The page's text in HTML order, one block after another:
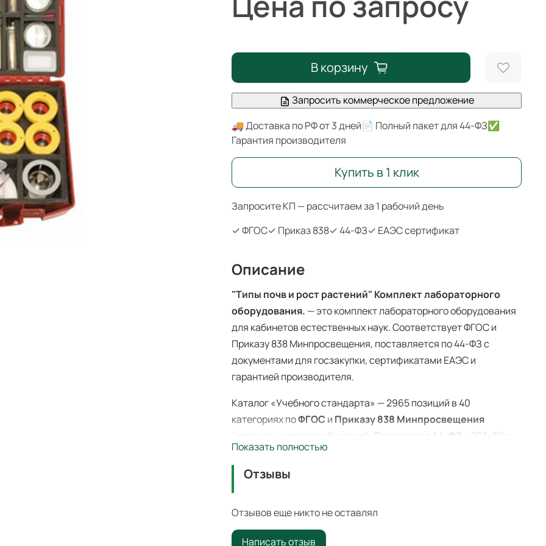
Запросите КП — рассчитаем за 1 рабочий день
✓ ФГОС✓ Приказ 838✓ 44-ФЗ✓ ЕАЭС сертификат
В корзину
Запросить коммерческое предложение
🚚 Доставка по РФ от 3 дней📄 Полный пакет для 44-ФЗ✅
Гарантия производителя
Купить в 1 клик
Описание
"Типы почв и рост растений" Комплект лабораторного
оборудования. — это комплект лабораторного оборудования
для кабинетов естественных наук. Соответствует ФГОС и
Приказу 838 Минпросвещения, поставляется по 44-ФЗ с
документами для госзакупки, сертификатами ЕАЭС и
гарантией производителя.
Каталог «Учебного стандарта» — 2965 позиций в 40
категориях поФГОС и Приказу 838 Минпросвещения
(перечень средств обучения). Поставка по
44-ФЗ и 223-ФЗ с
полным пакетом документов, сертификаты ЕАЭС, гарантия
производителя. Доставка по всей России — 3–14 дней со
"Типы почв и рост растений" Комплект
лабораторного оборудования. — комплекты
Показать полностью
Отзывы
Отзывов еще никто не оставлял
Написать отзыв